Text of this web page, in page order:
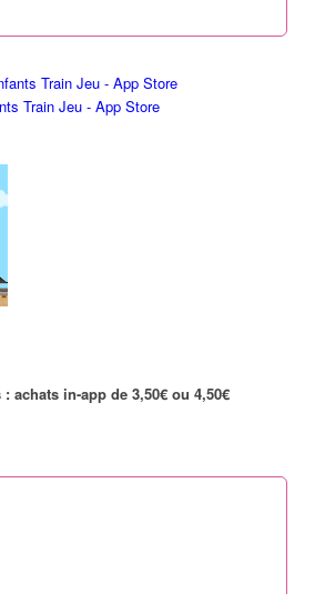
Train Jeu - App Store
achats in-app de 3,50€ ou 4,50€